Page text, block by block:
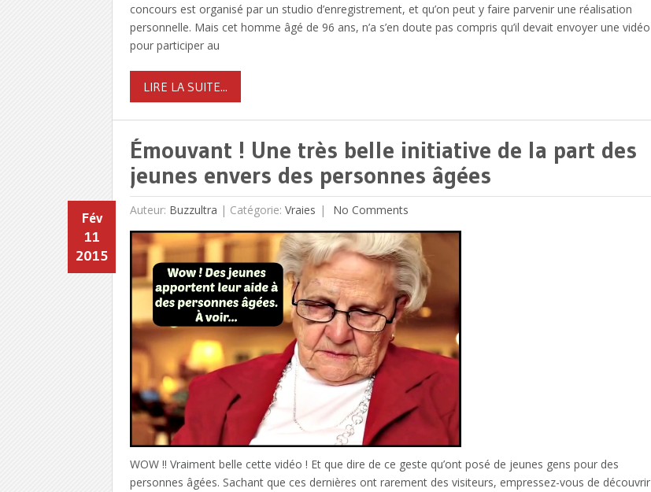
concours est organisé par un studio d’enregistrement, et qu’on peut y faire parvenir une réalisation
personnelle. Mais cet homme âgé de 96 ans, n’a s’en doute pas compris qu’il devait envoyer une vidéo
pour participer au
LIRE LA SUITE...
Émouvant ! Une très belle initiative de la part des
jeunes envers des personnes âgées
Auteur: Buzzultra |
Fév
11
2015
Catégorie: Vraies No Comments
WOW !! Vraiment belle cette vidéo ! Et que dire de ce geste qu’ont posé de jeunes gens pour des
personnes âgées. Sachant que ces dernières ont rarement des visiteurs, empressez-vous de découvrir